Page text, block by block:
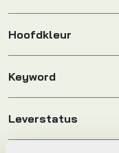
Hoofdkleur
Keyword
Leverstatus